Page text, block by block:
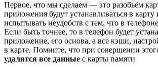
Первое, что мы сделаем — это разобьём
приложения будут устанавливаться в карту
испытывать неудобств с тем, что в
Если быть точнее, то в телефон будет
приложение, его основа, а все кэши,
в карте. Помните, что при совершении
удалятся все данные с карты памяти